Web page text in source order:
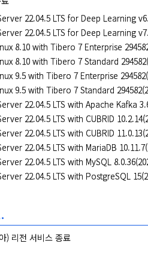
22.04.5 LTS for Deep Learning
22.04.5 LTS for Deep Learning
8.10 with Tibero 7 Enterprise
8.10 with Tibero 7 Standard
9.5 with Tibero 7 Enterprise
9.5 with Tibero 7 Standard
22.04.5 LTS with Apache Kafka
22.04.5 LTS with CUBRID
22.04.5 LTS with CUBRID
22.04.5 LTS with MariaDB
22.04.5 LTS with MySQL
22.04.5 LTS with PostgreSQL
) 리전 서비스 종료